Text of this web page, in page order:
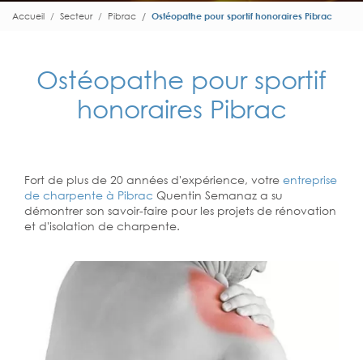
Accueil Secteur Pibrac Ostéopathe pour sportif honoraires Pibrac
Ostéopathe pour sportif
honoraires Pibrac
Fort de plus de 20 années d'expérience, votre entreprise
de charpente à Pibrac Quentin Semanaz a su
démontrer son savoir-faire pour les projets de rénovation
et d'isolation de charpente.